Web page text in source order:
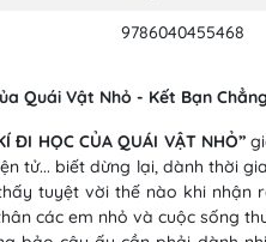
9786040455468
Quái Vật Nhỏ - Kết Bạn
ĐI HỌC CỦA QUÁI VẬT NHỎ”
tử... biết dừng lại, dành thời
tuyệt vời thế nào khi nhận
các em nhỏ và cuộc sống